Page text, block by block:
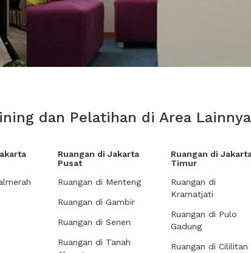
dan Pelatihan di Area Lainnya
Ruangan di Jakarta
Pusat
Ruangan di Menteng
Ruangan di Gambir
Ruangan di Senen
Ruangan di Tanah
Ruangan di
Timur
Ruangan di
Kramatjati
Ruangan di Pulo
Gadung
Ruangan di Cililitan